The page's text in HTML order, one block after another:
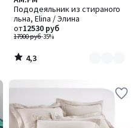
Пододеяльник из стираного
льна, Elina / Элина
17900 руб-35%
от12530 руб
/ 5
цветов:
13
4,3
/